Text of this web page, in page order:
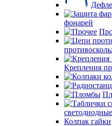
фонарей
Крепления
светодиодные
Колпак гайки